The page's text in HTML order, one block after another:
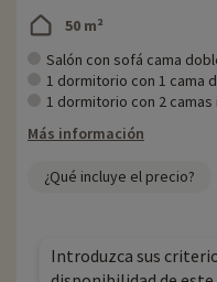
50 m²
Salón con sofá cama
1 dormitorio con 1 cama
1 dormitorio con 2 camas
Más información
¿Qué incluye el precio?
Introduzca sus